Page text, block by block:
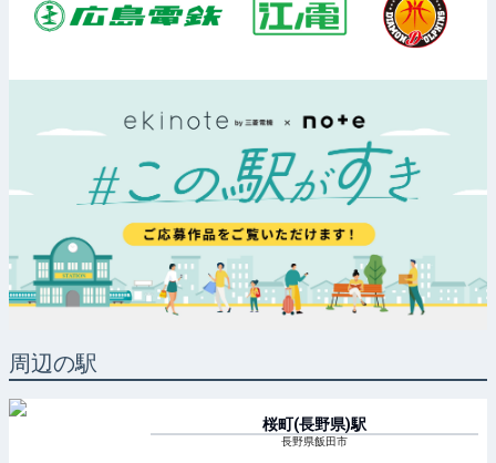
周辺の駅
桜町(長野県)駅
長野県飯田市